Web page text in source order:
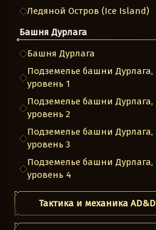
Ледяной Остров (Ice Island)
Башня Дурлага
Башня Дурлага
Подземелье башни Дурлага,
уровень 1
Подземелье башни Дурлага,
уровень 2
Подземелье башни Дурлага,
уровень 3
Подземелье башни Дурлага,
уровень 4
Тактика и механика AD&D